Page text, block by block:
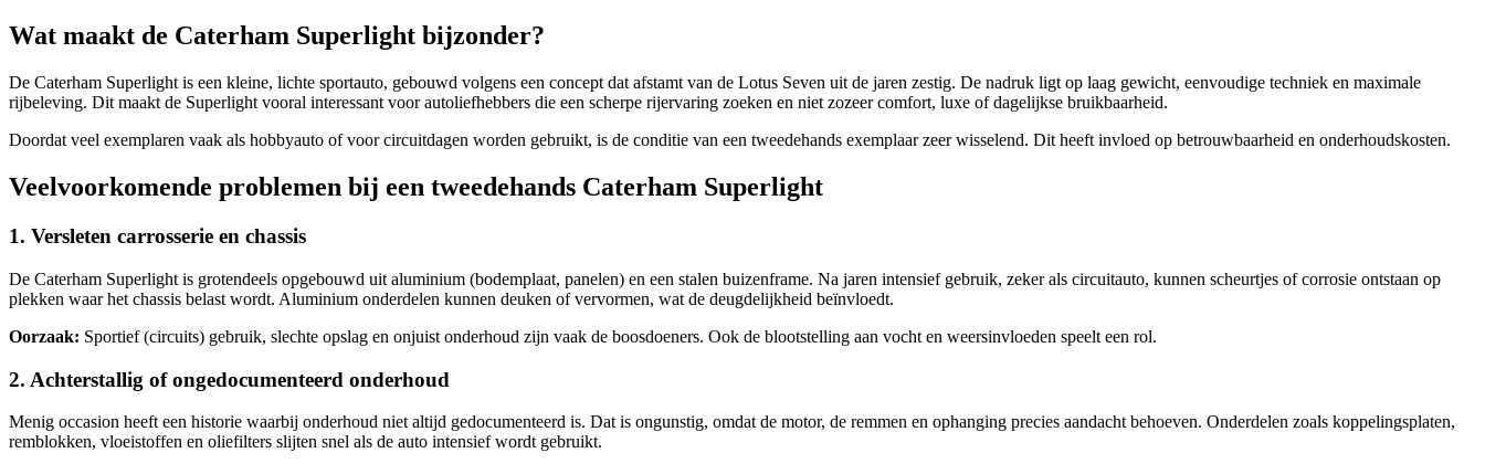
Wat maakt de Caterham Superlight bijzonder?
De Caterham Superlight is een kleine, lichte sportauto, gebouwd volgens een concept dat afstamt van de Lotus Seven uit de jaren zestig. De nadruk ligt op laag gewicht, eenvoudige techniek en maximale
rijbeleving. Dit maakt de Superlight vooral interessant voor autoliefhebbers die een scherpe rijervaring zoeken en niet zozeer comfort, luxe of dagelijkse bruikbaarheid.
Doordat veel exemplaren vaak als hobbyauto of voor circuitdagen worden gebruikt, is de conditie van een tweedehands exemplaar zeer wisselend. Dit heeft invloed op betrouwbaarheid en onderhoudskosten.
Veelvoorkomende problemen bij een tweedehands Caterham Superlight
1. Versleten carrosserie en chassis
De Caterham Superlight is grotendeels opgebouwd uit aluminium (bodemplaat, panelen) en een stalen buizenframe. Na jaren intensief gebruik, zeker als circuitauto, kunnen scheurtjes of corrosie ontstaan op
plekken waar het chassis belast wordt. Aluminium onderdelen kunnen deuken of vervormen, wat de deugdelijkheid beïnvloedt.
Oorzaak: Sportief (circuits) gebruik, slechte opslag en onjuist onderhoud zijn vaak de boosdoeners. Ook de blootstelling aan vocht en weersinvloeden speelt een rol.
2. Achterstallig of ongedocumenteerd onderhoud
Menig occasion heeft een historie waarbij onderhoud niet altijd gedocumenteerd is. Dat is ongunstig, omdat de motor, de remmen en ophanging precies aandacht behoeven. Onderdelen zoals koppelingsplaten,
remblokken, vloeistoffen en oliefilters slijten snel als de auto intensief wordt gebruikt.